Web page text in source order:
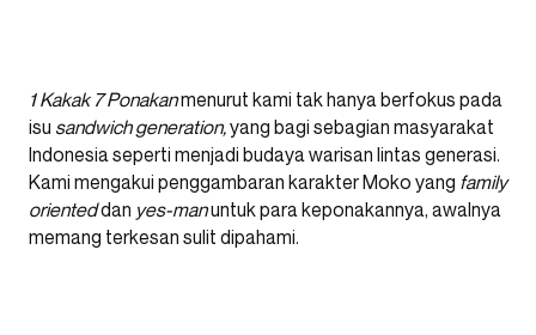
1 Kakak 7 Ponakanmenurut kami tak hanya berfokus pada
isu sandwich generation,yang bagi sebagian masyarakat
Indonesia seperti menjadi budaya warisan lintas generasi.
Kami mengakui penggambaran karakter Moko yang family
orienteddan yes-manuntuk para keponakannya, awalnya
memang terkesan sulit dipahami.